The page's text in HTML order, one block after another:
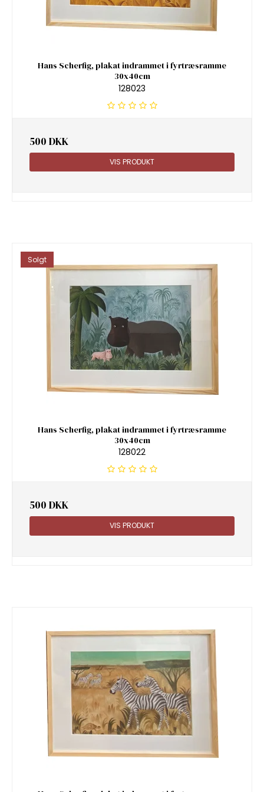
Hans Scherfig, plakat indrammet i fyrtræsramme
30x40cm
128023
500 DKK
VIS PRODUKT
Solgt
Hans Scherfig, plakat indrammet i fyrtræsramme
30x40cm
128022
500 DKK
VIS PRODUKT